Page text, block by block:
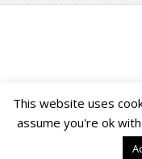
Buzz Ultra Copyright ©
This website uses
assume you're ok